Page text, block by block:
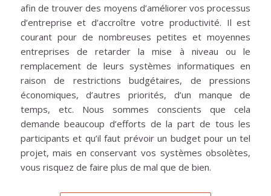
afin de trouver des moyens d’améliorer vos processus
d’entreprise et d’accroître votre productivité. Il est
courant pour de nombreuses petites et moyennes
entreprises de retarder la mise à niveau ou le
remplacement de leurs systèmes informatiques en
raison de restrictions budgétaires, de pressions
économiques, d’autres priorités, d’un manque de
temps, etc. Nous sommes conscients que cela
demande beaucoup d’efforts de la part de tous les
participants et qu’il faut prévoir un budget pour un tel
projet, mais en conservant vos systèmes obsolètes,
vous risquez de faire plus de mal que de bien.